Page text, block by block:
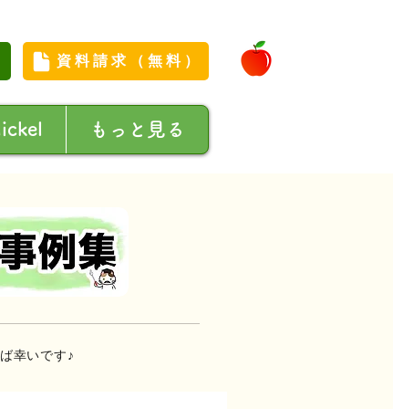
資料請求（無料）
もっと見る
幸いです♪